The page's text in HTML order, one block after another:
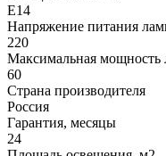
E14
Напряжение питания
220
Максимальная
60
Страна производителя
Россия
Гарантия, месяцы
24